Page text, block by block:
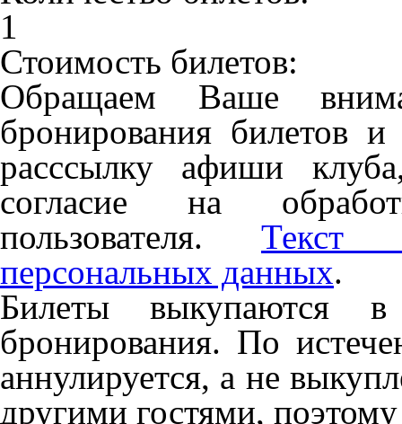
1
Стоимость билетов:
Обращаем Ваше
бронирования билетов
расссылку афиши
согласие на
пользователя. Текст
персональных данных.
Билеты выкупаются
бронирования. По
аннулируется, а не
другими гостями,